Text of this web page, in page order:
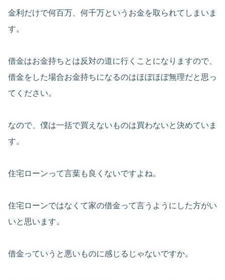
金利だけで何百万、何千万というお金を取られてしまいま
す。
借金はお金持ちとは反対の道に行くことになりますので、
借金をした場合お金持ちになるのはほぼほぼ無理だと思っ
てください。
なので、僕は一括で買えないものは買わないと決めていま
す。
住宅ローンって言葉も良くないですよね。
住宅ローンではなくて家の借金って言うようにした方がい
いと思います。
借金っていうと悪いものに感じるじゃないですか。